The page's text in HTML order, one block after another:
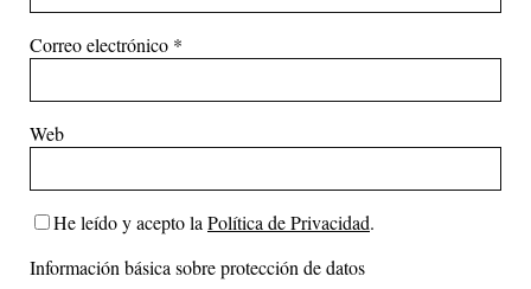
Correo electrónico *
Web
He leído y acepto la Política de Privacidad.
Información básica sobre protección de datos